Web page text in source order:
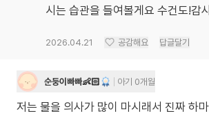
시는 습관을 들여볼게요 수건도!감
2026.04.21 공감해요 답글달기
순둥이빠빠👶🏻 아기 0개월
저는 물을 의사가 많이 마시래서 진짜 하